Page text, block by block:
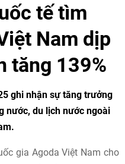
tế tìm
Nam dịp
tăng 139%
ghi nhận sự tăng trưởng
nước, du lịch nước ngoài
gia Agoda Việt Nam cho